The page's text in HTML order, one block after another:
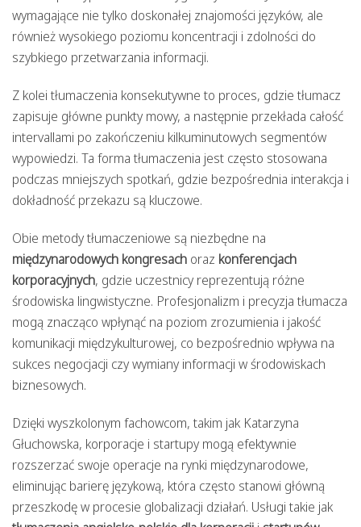
wymagające nie tylko doskonałej znajomości języków, ale
również wysokiego poziomu koncentracji i zdolności do
szybkiego przetwarzania informacji.
Z kolei tłumaczenia konsekutywne to proces, gdzie tłumacz
zapisuje główne punkty mowy, a następnie przekłada całość
intervallami po zakończeniu kilkuminutowych segmentów
wypowiedzi. Ta forma tłumaczenia jest często stosowana
podczas mniejszych spotkań, gdzie bezpośrednia interakcja i
dokładność przekazu są kluczowe.
Obie metody tłumaczeniowe są niezbędne na
międzynarodowych kongresach oraz konferencjach
korporacyjnych, gdzie uczestnicy reprezentują różne
środowiska lingwistyczne. Profesjonalizm i precyzja tłumacza
mogą znacząco wpłynąć na poziom zrozumienia i jakość
komunikacji międzykulturowej, co bezpośrednio wpływa na
sukces negocjacji czy wymiany informacji w środowiskach
biznesowych.
Dzięki wyszkolonym fachowcom, takim jak Katarzyna
Głuchowska, korporacje i startupy mogą efektywnie
rozszerzać swoje operacje na rynki międzynarodowe,
eliminując barierę językową, która często stanowi główną
przeszkodę w procesie globalizacji działań. Usługi takie jak